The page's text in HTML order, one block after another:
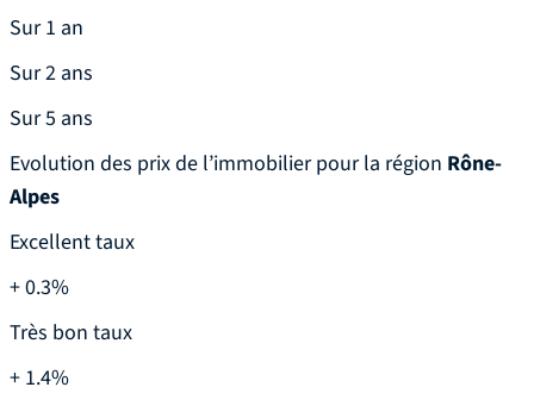
Sur 1 an
Sur 2 ans
Sur 5 ans
Evolution des prix de l’immobilier pour la région Rône-
Alpes
Excellent taux
+ 0.3%
Très bon taux
+ 1.4%